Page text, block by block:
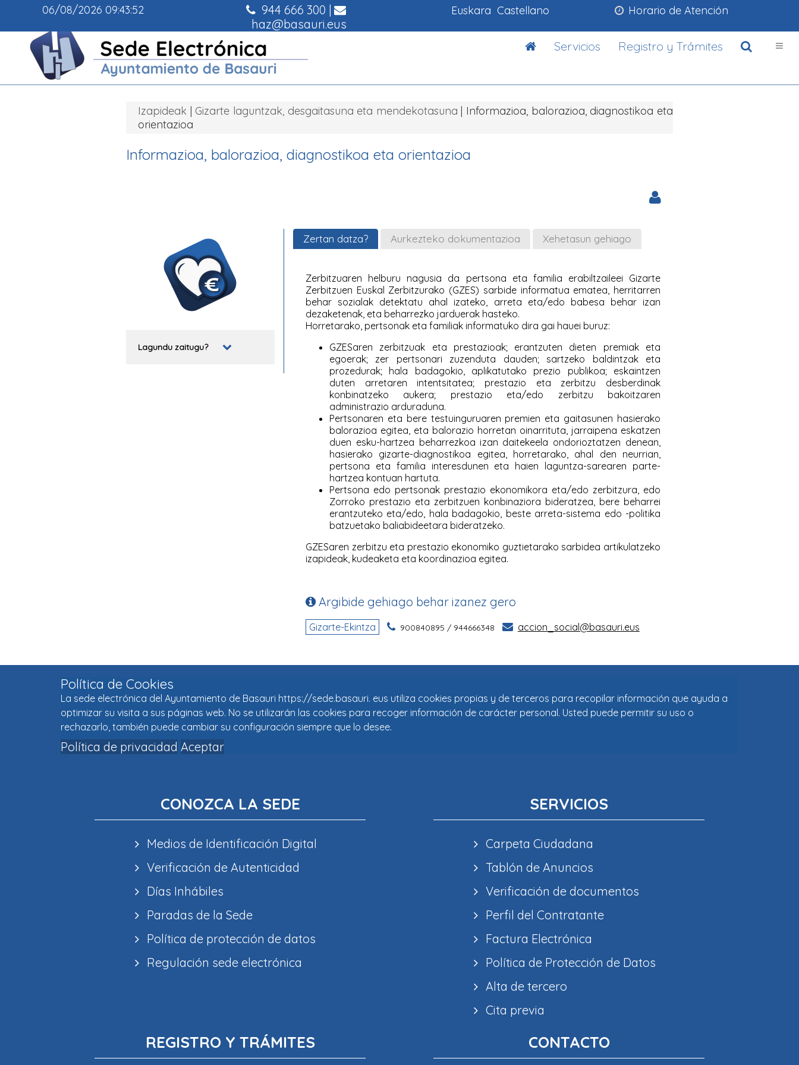
06/08/2026 09:43:53 944 666 300 |
haz@basauri.eus
Euskara Castellano Horario de Atención
Servicios Registro y Trámites
Política de Cookies
La sede electrónica del Ayuntamiento de Basauri https://sede.basauri. eus utiliza cookies propias y de terceros para recopilar información que ayuda a
optimizar su visita a sus páginas web. No se utilizarán las cookies para recoger información de carácter personal. Usted puede permitir su uso o
rechazarlo, también puede cambiar su configuración siempre que lo desee.
Política de privacidad Aceptar
CONOZCA LA SEDE
Medios de Identificación Digital
Verificación de Autenticidad
Días Inhábiles
Paradas de la Sede
Política de protección de datos
Regulación sede electrónica
SERVICIOS
Carpeta Ciudadana
Tablón de Anuncios
Verificación de documentos
Perfil del Contratante
Factura Electrónica
Política de Protección de Datos
Alta de tercero
Cita previa
REGISTRO Y TRÁMITES CONTACTO